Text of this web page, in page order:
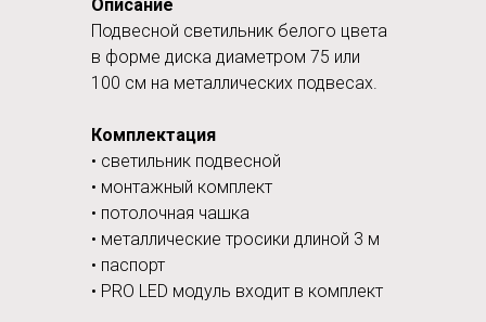
Описание
Подвесной светильник белого цвета
в форме диска диаметром 75 или
100 см на металлических подвесах.
Комплектация
• светильник подвесной
• монтажный комплект
• потолочная чашка
• металлические тросики длиной 3 м
• паспорт
• PRO LED модуль входит в комплект